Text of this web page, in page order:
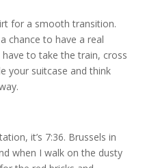
for a smooth transition.
chance to have a real
to take the train, cross
your suitcase and think
it’s 7:36. Brussels in
when I walk on the dusty